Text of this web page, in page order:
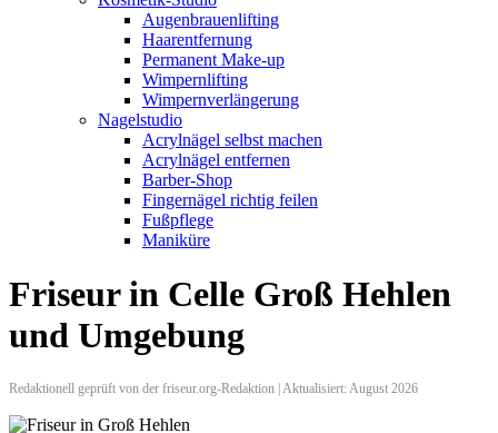
Augenbrauenlifting
Haarentfernung
Permanent Make-up
Wimpernlifting
Wimpernverlängerung
Nagelstudio
Acrylnägel selbst machen
Acrylnägel entfernen
Barber-Shop
Fingernägel richtig feilen
Fußpflege
Maniküre
Friseur in Celle Groß Hehlen
und Umgebung
Redaktionell geprüft von der friseur.org-Redaktion | Aktualisiert: August 2026